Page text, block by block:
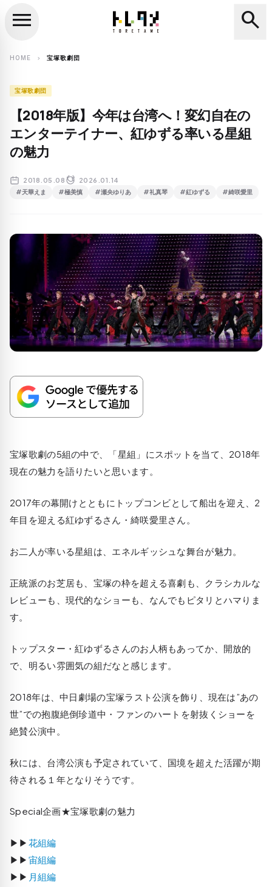
search
menu search
HOME chevron_right 宝塚歌劇団
宝塚歌劇団
【2018年版】今年は台湾へ！変幻自在の
エンターテイナー、紅ゆずる率いる星組
の魅力
2018.05.08 2026.01.14
#天華えま #極美慎 #瀬央ゆりあ #礼真琴 #紅ゆずる #綺咲愛里
宝塚歌劇の5組の中で、「星組」にスポットを当て、2018年
現在の魅力を語りたいと思います。
2017年の幕開けとともにトップコンビとして船出を迎え、2
年目を迎える紅ゆずるさん・綺咲愛里さん。
お二人が率いる星組は、エネルギッシュな舞台が魅力。
正統派のお芝居も、宝塚の枠を超える喜劇も、クラシカルな
レビューも、現代的なショーも、なんでもピタリとハマりま
す。
トップスター・紅ゆずるさんのお人柄もあってか、開放的
で、明るい雰囲気の組だなと感じます。
2018年は、中日劇場の宝塚ラスト公演を飾り、現在は”あの
世”での抱腹絶倒珍道中・ファンのハートを射抜くショーを
絶賛公演中。
秋には、台湾公演も予定されていて、国境を超えた活躍が期
待される１年となりそうです。
Special企画★宝塚歌劇の魅力
▶▶ 花組編
▶▶ 宙組編
▶▶ 月組編